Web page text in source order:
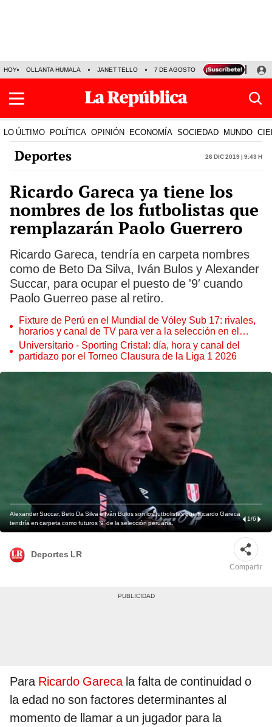
HOY OLLANTA HUMALA JANET TELLO 7 DE AGOSTO TINKA RESULTADOS
LO ÚLTIMO POLÍTICA OPINIÓN ECONOMÍA SOCIEDAD MUNDO
Deportes 26 Dic 2019 | 9:43 h
Ricardo Gareca ya tiene los
nombres de los futbolistas que
remplazarán Paolo Guerrero
Ricardo Gareca, tendría en carpeta nombres
como de Beto Da Silva, Iván Bulos y Alexander
Succar, para ocupar el puesto de '9′ cuando
Paolo Guerreo pase al retiro.
Fixture de Perú en el Mundial de Vóley Sub 17: rivales,
horarios y canal de TV para ver a la selección en el
torneo
Universitario - Sporting Cristal: día, hora y canal del
partidazo por el Torneo Clausura de la Liga 1 2026
Alexander Succar, Beto Da Silva e Iván Bulos son los futbolistas que Ricardo Gareca
tendría en carpeta como futuros '9' de la selección peruana.
1/6
Deportes LR
Compartir
Para Ricardo Garecala falta de continuidad o
la edad no son factores determinantes al
momento de llamar a un jugador para la